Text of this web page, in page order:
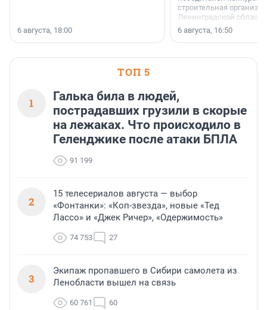
6 августа, 18:00
строительная
Ленинградской области
номинации «Самый
застройщик
области».
6 августа, 16:50
ТОП 5
1
Галька била в людей,
пострадавших грузили в скорые
на лежаках. Что происходило в
Геленджике после атаки БПЛА
91 199
2
15 телесериалов августа — выбор
«Фонтанки»: «Коп-звезда», новые «Тед
Лассо» и «Джек Ричер», «Одержимость»
74 753 27
3
Экипаж пропавшего в Сибири самолета из
Ленобласти вышел на связь
60 761 60